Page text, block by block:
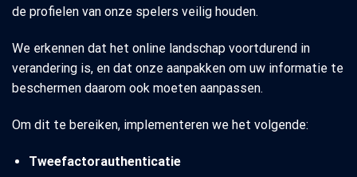
de profielen van onze spelers veilig houden.
We erkennen dat het online landschap voortdurend in
verandering is, en dat onze aanpakken om uw informatie te
beschermen daarom ook moeten aanpassen.
Om dit te bereiken, implementeren we het volgende:
Tweefactorauthenticatie